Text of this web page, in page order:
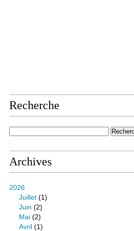
Recherche
Archives
2026
Juillet (1)
Juin (2)
Mai (2)
Avril (1)